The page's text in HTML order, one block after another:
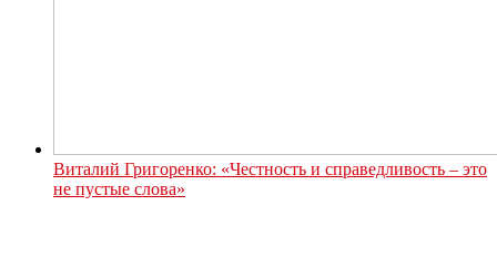
Виталий Григоренко: «Честность и справедливость – это
не пустые слова»